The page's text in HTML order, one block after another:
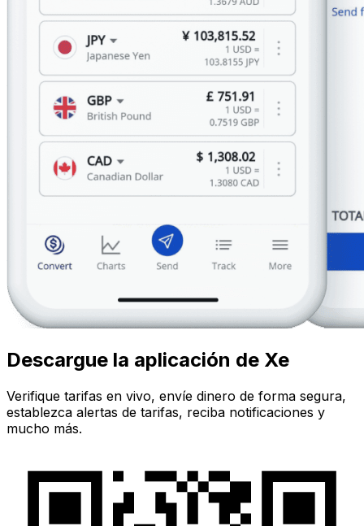
Descargue la aplicación de Xe
Verifique tarifas en vivo, envíe dinero de forma segura,
establezca alertas de tarifas, reciba notificaciones y
mucho más.